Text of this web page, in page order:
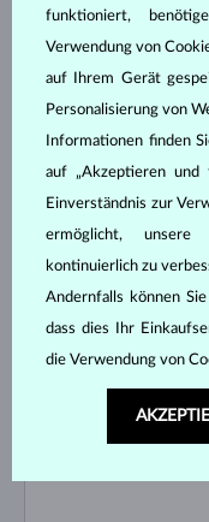
DIAMANT
funktioniert,
Verwendung von
auf Ihrem Gerät
Personalisierung von
Informationen finden
auf „Akzeptieren
Einverständnis zur
ermöglicht, unsere
kontinuierlich zu
Andernfalls können
dass dies Ihr
die Verwendung von